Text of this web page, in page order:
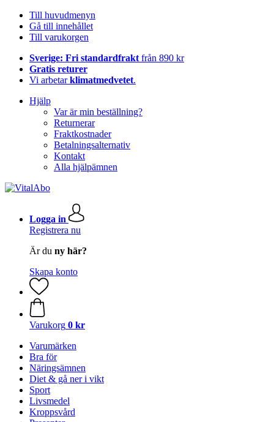
Till huvudmenyn
Gå till innehållet
Till varukorgen
Sverige: Fri standardfrakt från 890 kr
Gratis returer
Vi arbetarklimatmedvetet.
Hjälp
Var är min beställning?
Returnerar
Fraktkostnader
Betalningsalternativ
Kontakt
Alla hjälpämnen
Logga in
Registrera nu
Är du ny här?
Skapa konto
Varukorg 0 kr
Varumärken
Bra för
Näringsämnen
Diet & gå ner i vikt
Sport
Livsmedel
Kroppsvård